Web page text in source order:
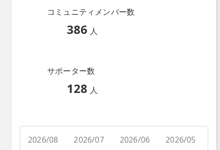
コミュニティメンバー数
386 人
サポーター数
128 人
2026/08 2026/07 2026/06 2026/05